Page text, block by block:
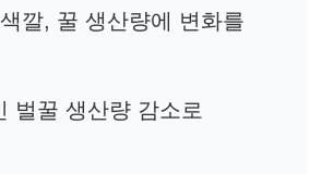
깔, 꿀 생산량에 변화를
벌꿀 생산량 감소로